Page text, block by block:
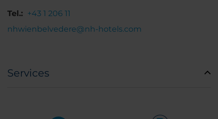
Tel.: +43 1 206 11
nhwienbelvedere@nh-hotels.com
Services